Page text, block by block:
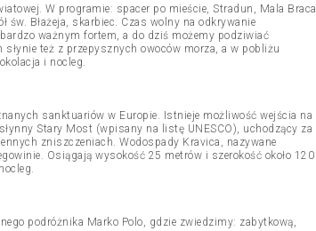
W programie: spacer po mieście, Stradun, Mala Braca
Błażeja, skarbiec. Czas wolny na odkrywanie
ważnym fortem, a do dziś możemy podziwiać
też z przepysznych owoców morza, a w pobliżu
i nocleg.
sanktuariów w Europie. Istnieje możliwość wejścia na
Stary Most (wpisany na listę UNESCO), uchodzący za
zniszczeniach. Wodospady Kravica, nazywane
Osiągają wysokość 25 metrów i szerokość około 120
podróżnika Marko Polo, gdzie zwiedzimy: zabytkową,